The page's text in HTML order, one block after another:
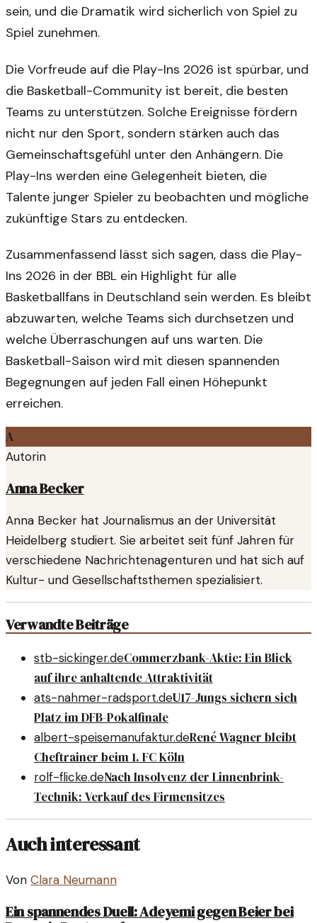
sein, und die Dramatik wird sicherlich von Spiel zu
Spiel zunehmen.
Die Vorfreude auf die Play-Ins 2026 ist spürbar, und
die Basketball-Community ist bereit, die besten
Teams zu unterstützen. Solche Ereignisse fördern
nicht nur den Sport, sondern stärken auch das
Gemeinschaftsgefühl unter den Anhängern. Die
Play-Ins werden eine Gelegenheit bieten, die
Talente junger Spieler zu beobachten und mögliche
zukünftige Stars zu entdecken.
Zusammenfassend lässt sich sagen, dass die Play-
Ins 2026 in der BBL ein Highlight für alle
Basketballfans in Deutschland sein werden. Es bleibt
abzuwarten, welche Teams sich durchsetzen und
welche Überraschungen auf uns warten. Die
Basketball-Saison wird mit diesen spannenden
Begegnungen auf jeden Fall einen Höhepunkt
erreichen.
A
Autorin
Anna Becker
Anna Becker hat Journalismus an der Universität
Heidelberg studiert. Sie arbeitet seit fünf Jahren für
verschiedene Nachrichtenagenturen und hat sich auf
Kultur- und Gesellschaftsthemen spezialisiert.
Verwandte Beiträge
stb-sickinger.deCommerzbank-Aktie: Ein Blick
auf ihre anhaltende Attraktivität
ats-nahmer-radsport.deU17-Jungs sichern sich
Platz im DFB-Pokalfinale
albert-speisemanufaktur.deRené Wagner bleibt
Cheftrainer beim 1. FC Köln
rolf-flicke.deNach Insolvenz der Linnenbrink-
Technik: Verkauf des Firmensitzes
Auch interessant
Von Clara Neumann
Ein spannendes Duell: Adeyemi gegen Beier bei